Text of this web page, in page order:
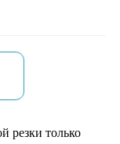
резки только